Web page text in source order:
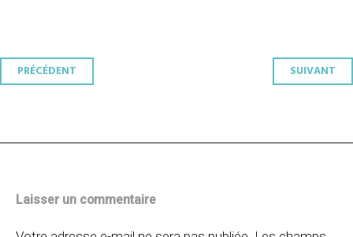
Navigation
PRÉCÉDENT SUIVANT
Laisser un commentaire